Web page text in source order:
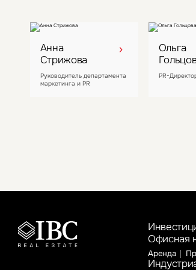
Анна
Стрижова
Руководитель департамента
маркетинга и PR
Ольга
PR-
Офисная
Аренда